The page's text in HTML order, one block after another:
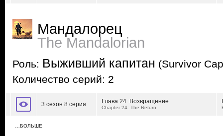
Мандалорец
The Mandalorian
Роль: Выживший капитан (Survivor
Количество серий: 2
3 сезон 8 серия Глава 24: Возвращение
Chapter 24: The Return
…БОЛЬШЕ